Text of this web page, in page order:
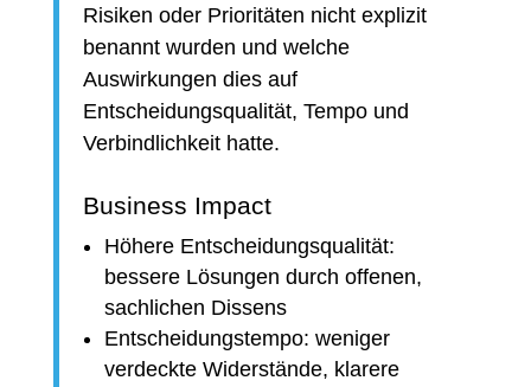
Risiken oder Prioritäten nicht explizit
benannt wurden und welche
Auswirkungen dies auf
Entscheidungsqualität, Tempo und
Verbindlichkeit hatte.
Business Impact
Höhere Entscheidungsqualität:
bessere Lösungen durch offenen,
sachlichen Dissens
Entscheidungstempo: weniger
verdeckte Widerstände, klarere